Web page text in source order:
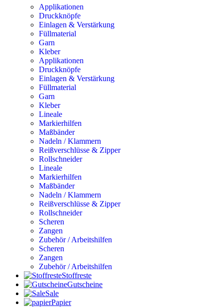
Applikationen
Druckknöpfe
Einlagen & Verstärkung
Füllmaterial
Garn
Kleber
Applikationen
Druckknöpfe
Einlagen & Verstärkung
Füllmaterial
Garn
Kleber
Lineale
Markierhilfen
Maßbänder
Nadeln / Klammern
Reißverschlüsse & Zipper
Rollschneider
Lineale
Markierhilfen
Maßbänder
Nadeln / Klammern
Reißverschlüsse & Zipper
Rollschneider
Scheren
Zangen
Zubehör / Arbeitshilfen
Scheren
Zangen
Zubehör / Arbeitshilfen
Stoffreste
Gutscheine
Sale
Papier